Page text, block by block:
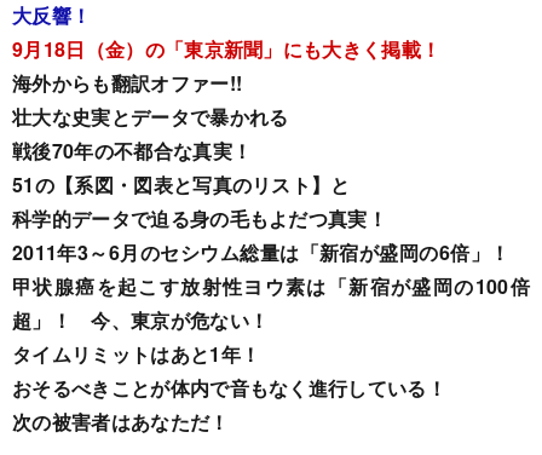
大反響！
9月18日（金）の「東京新聞」にも大きく掲載！
海外からも翻訳オファー!!
壮大な史実とデータで暴かれる
戦後70年の不都合な真実！
51の【系図・図表と写真のリスト】と
科学的データで迫る身の毛もよだつ真実！
2011年3～6月のセシウム総量は「新宿が盛岡の6倍」！
甲状腺癌を起こす放射性ヨウ素は「新宿が盛岡の100倍
超」！ 今、東京が危ない！
タイムリミットはあと1年！
おそるべきことが体内で音もなく進行している！
次の被害者はあなただ！